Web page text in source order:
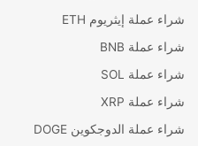
شراء عملة إيثريوم ETH
شراء عملة BNB
شراء عملة SOL
شراء عملة XRP
شراء عملة الدوجكوين DOGE